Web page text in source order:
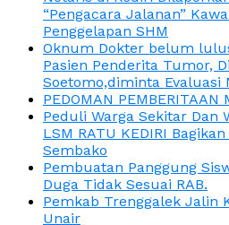
“Pengacara Jalanan”
Penggelapan SHM
Oknum Dokter belum
Pasien Penderita Tumor,
Soetomo,diminta Evaluasi
PEDOMAN PEMBERITAAN
Peduli Warga Sekitar Dan
LSM RATU KEDIRI
Sembako
Pembuatan Panggung
Duga Tidak Sesuai RAB.
Pemkab Trenggalek Jalin
Unair